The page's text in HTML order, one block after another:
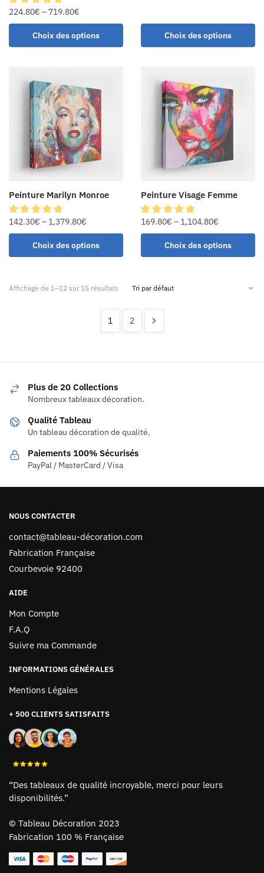
224.80€ – 719.80€
Choix des options Choix des options
Peinture Marilyn Monroe
142.30€ – 1,379.80€
Choix des options
Peinture Visage Femme
169.80€ – 1,104.80€
Choix des options
Affichage de 1–12 sur 15 résultats
1 2
Plus de 20 Collections
Nombreux tableaux décoration.
Qualité Tableau
Un tableau décoration de qualité.
Paiements 100% Sécurisés
PayPal / MasterCard / Visa
NOUS CONTACTER
contact@tableau-décoration.com
Fabrication Française
Courbevoie 92400
AIDE
Mon Compte
F.A.Q
Suivre ma Commande
INFORMATIONS GÉNÉRALES
Mentions Légales
+ 500 CLIENTS SATISFAITS
“Des tableaux de qualité incroyable, merci pour leurs
disponibilités.”
© Tableau Décoration 2023
Fabrication 100 % Française